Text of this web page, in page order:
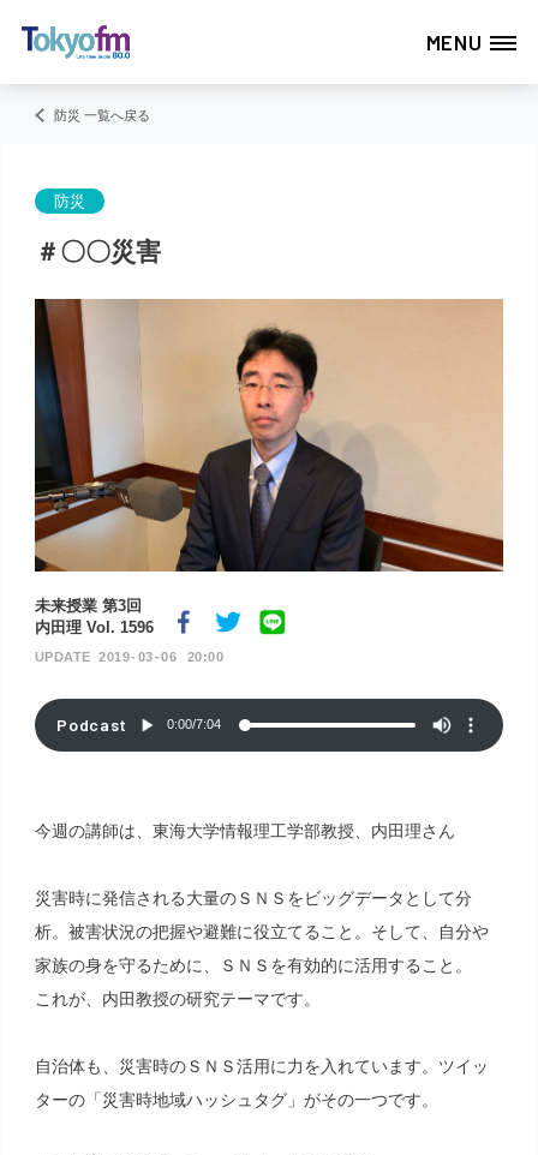
MENU
防災 一覧へ戻る
防災
＃〇〇災害
未来授業 第3回
内田理 Vol. 1596
2019 03 06 20:00
Podcast 0:00/7:04
今週の講師は、東海大学情報理工学部教授、内田理さん
災害時に発信される大量のＳＮＳをビッグデータとして分
析。被害状況の把握や避難に役立てること。そして、自分や
家族の身を守るために、ＳＮＳを有効的に活用すること。
これが、内田教授の研究テーマです。
自治体も、災害時のＳＮＳ活用に力を入れています。ツイッ
ターの「災害時地域ハッシュタグ」がその一つです。